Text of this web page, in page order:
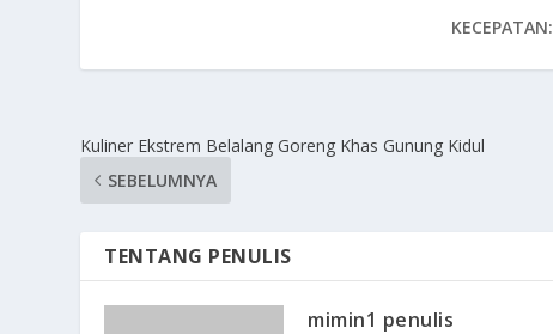
KECEPATAN:
Kuliner Ekstrem Belalang Goreng Khas Gunung Kidul
SEBELUMNYA
TENTANG PENULIS
mimin1 penulis